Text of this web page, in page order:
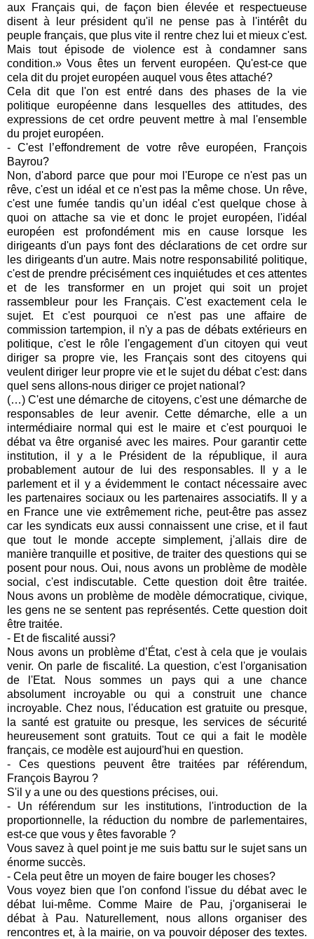
aux Français qui, de façon bien élevée et respectueuse
disent à leur président qu'il ne pense pas à l'intérêt du
peuple français, que plus vite il rentre chez lui et mieux c'est.
Mais tout épisode de violence est à condamner sans
condition.» Vous êtes un fervent européen. Qu'est-ce que
cela dit du projet européen auquel vous êtes attaché?
Cela dit que l'on est entré dans des phases de la vie
politique européenne dans lesquelles des attitudes, des
expressions de cet ordre peuvent mettre à mal l'ensemble
du projet européen.
- C'est l’effondrement de votre rêve européen, François
Bayrou?
Non, d'abord parce que pour moi l'Europe ce n'est pas un
rêve, c'est un idéal et ce n'est pas la même chose. Un rêve,
c'est une fumée tandis qu’un idéal c'est quelque chose à
quoi on attache sa vie et donc le projet européen, l'idéal
européen est profondément mis en cause lorsque les
dirigeants d'un pays font des déclarations de cet ordre sur
les dirigeants d'un autre. Mais notre responsabilité politique,
c'est de prendre précisément ces inquiétudes et ces attentes
et de les transformer en un projet qui soit un projet
rassembleur pour les Français. C'est exactement cela le
sujet. Et c'est pourquoi ce n'est pas une affaire de
commission tartempion, il n'y a pas de débats extérieurs en
politique, c'est le rôle l'engagement d'un citoyen qui veut
diriger sa propre vie, les Français sont des citoyens qui
veulent diriger leur propre vie et le sujet du débat c'est: dans
quel sens allons-nous diriger ce projet national?
(…) C'est une démarche de citoyens, c'est une démarche de
responsables de leur avenir. Cette démarche, elle a un
intermédiaire normal qui est le maire et c'est pourquoi le
débat va être organisé avec les maires. Pour garantir cette
institution, il y a le Président de la république, il aura
probablement autour de lui des responsables. Il y a le
parlement et il y a évidemment le contact nécessaire avec
les partenaires sociaux ou les partenaires associatifs. Il y a
en France une vie extrêmement riche, peut-être pas assez
car les syndicats eux aussi connaissent une crise, et il faut
que tout le monde accepte simplement, j'allais dire de
manière tranquille et positive, de traiter des questions qui se
posent pour nous. Oui, nous avons un problème de modèle
social, c'est indiscutable. Cette question doit être traitée.
Nous avons un problème de modèle démocratique, civique,
les gens ne se sentent pas représentés. Cette question doit
être traitée.
- Et de fiscalité aussi?
Nous avons un problème d’État, c'est à cela que je voulais
venir. On parle de fiscalité. La question, c'est l'organisation
de l'Etat. Nous sommes un pays qui a une chance
absolument incroyable ou qui a construit une chance
incroyable. Chez nous, l'éducation est gratuite ou presque,
la santé est gratuite ou presque, les services de sécurité
heureusement sont gratuits. Tout ce qui a fait le modèle
français, ce modèle est aujourd'hui en question.
- Ces questions peuvent être traitées par référendum,
François Bayrou ?
S'il y a une ou des questions précises, oui.
- Un référendum sur les institutions, l'introduction de la
proportionnelle, la réduction du nombre de parlementaires,
est-ce que vous y êtes favorable ?
Vous savez à quel point je me suis battu sur le sujet sans un
énorme succès.
- Cela peut être un moyen de faire bouger les choses?
Vous voyez bien que l'on confond l'issue du débat avec le
débat lui-même. Comme Maire de Pau, j'organiserai le
débat à Pau. Naturellement, nous allons organiser des
rencontres et, à la mairie, on va pouvoir déposer des textes.